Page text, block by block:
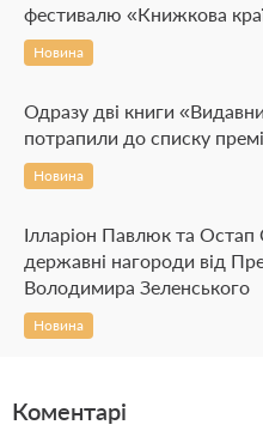
фестивалю «Книжкова
Новина
Одразу дві книги
потрапили до списку
Новина
Ілларіон Павлюк та
державні нагороди від
Володимира Зеленського
Новина
Коментарі